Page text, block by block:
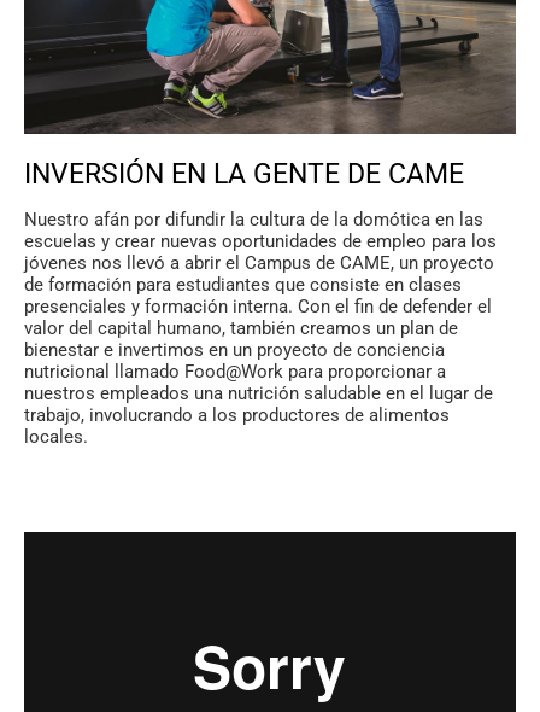
INVERSIÓN EN LA GENTE DE CAME
Nuestro afán por difundir la cultura de la domótica en las
escuelas y crear nuevas oportunidades de empleo para los
jóvenes nos llevó a abrir el Campus de CAME, un proyecto
de formación para estudiantes que consiste en clases
presenciales y formación interna. Con el fin de defender el
valor del capital humano, también creamos un plan de
bienestar e invertimos en un proyecto de conciencia
nutricional llamado Food@Work para proporcionar a
nuestros empleados una nutrición saludable en el lugar de
trabajo, involucrando a los productores de alimentos
locales.